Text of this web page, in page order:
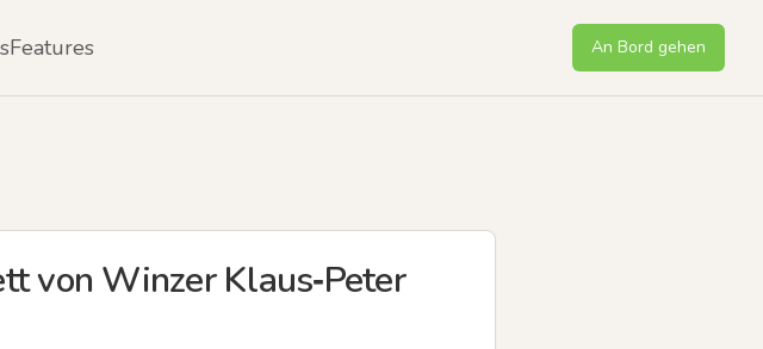
Features An Bord gehen
von Winzer Klaus‑Peter